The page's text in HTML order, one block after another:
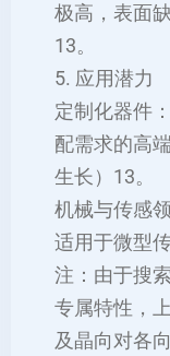
极高，表面
13。
5. ‌应用潜力‌
定制化器件‌
配需求的高
生长）‌13。
机械与传感
适用于微型
注‌：由于搜
专属特性，
及晶向对各